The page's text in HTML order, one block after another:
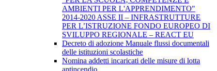
AMBIENTI PER L'APPRENDIMENTO"
2014-2020 ASSE II – INFRASTRUTTURE
PER L’ISTRUZIONE FONDO EUROPEO DI
SVILUPPO REGIONALE – REACT EU
Decreto di adozione Manuale flussi documentali
delle istituzioni scolastiche
Nomina addetti incaricati delle misure di lotta